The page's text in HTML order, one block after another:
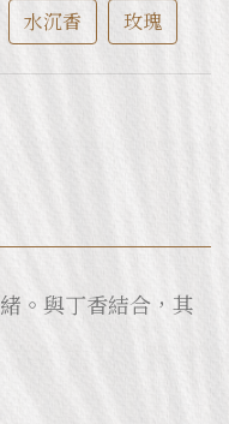
水沉香 玫瑰
。與丁香結合，其